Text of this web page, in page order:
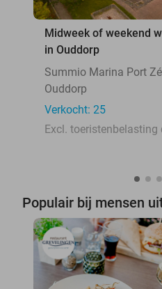
Midweek of weekend
in Ouddorp
Summio Marina Port
Ouddorp
Verkocht: 25
Populair bij mensen